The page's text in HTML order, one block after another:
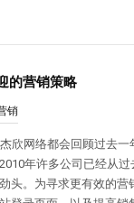
的营销策略
销
欣网络都会回顾过去一
年许多公司已经从
头。为寻求更有效的营